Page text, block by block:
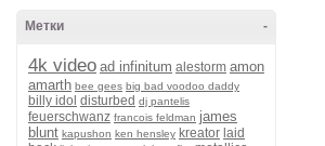
-
Метки
4k video ad infinitum alestorm amon
amarth bee gees big bad voodoo daddy
billy idol disturbed dj pantelis
feuerschwanz francois feldman james
blunt kapushon ken hensley kreator laid